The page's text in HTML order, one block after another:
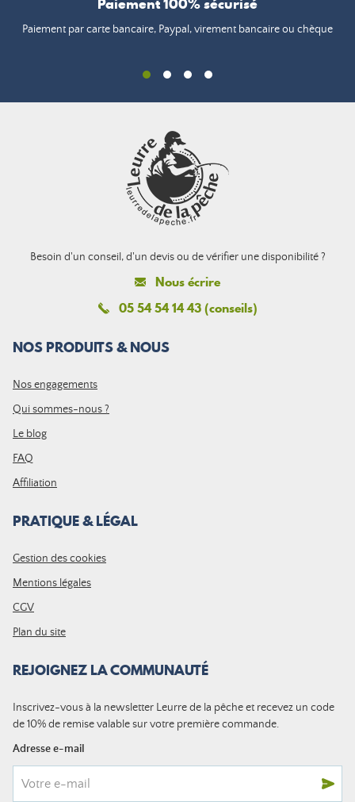
Paiement par carte bancaire, Paypal, virement bancaire ou chèque
Besoin d'un conseil, d'un devis ou de vérifier une disponibilité ?
Nous écrire
05 54 54 14 43 (conseils)
NOS PRODUITS & NOUS
Nos engagements
Qui sommes-nous ?
Le blog
FAQ
Affiliation
PRATIQUE & LÉGAL
Gestion des cookies
Mentions légales
CGV
Plan du site
REJOIGNEZ LA COMMUNAUTÉ
Inscrivez-vous à la newsletter Leurre de la pêche et recevez un code
de 10% de remise valable sur votre première commande.
Adresse e-mail